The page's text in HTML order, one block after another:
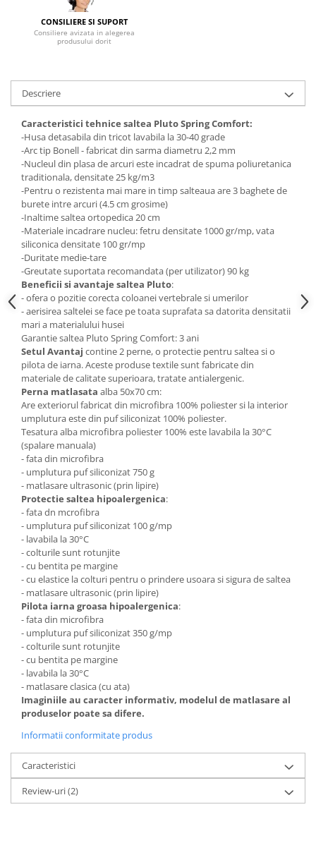
Mese gradinita
Scaune gradinita
Mobila camera copii
Saltele patuturi copii
Paturi copii
Masa si scaune gradinita
Seturi comode living si dormitor
CONSILIERE SI SUPORT
Consiliere avizata in alegerea
produsului dorit
Descriere
Caracteristici tehnice saltea Pluto Spring Comfort:
-Husa detasabila din tricot lavabila la 30-40 grade
-Arc tip Bonell - fabricat din sarma diametru 2,2 mm
-Nucleul din plasa de arcuri este incadrat de spuma poliuretanica
traditionala, densitate 25 kg/m3
-Pentru o rezistenta mai mare in timp salteaua are 3 baghete de
burete intre arcuri (4.5 cm grosime)
-Inaltime saltea ortopedica 20 cm
-Materiale incadrare nucleu: fetru densitate 1000 gr/mp, vata
siliconica densitate 100 gr/mp
-Duritate medie-tare
-Greutate suportata recomandata (per utilizator) 90 kg
Beneficii si avantaje saltea Pluto:
- ofera o pozitie corecta coloanei vertebrale si umerilor
- aerisirea saltelei se face pe toata suprafata sa datorita densitatii
mari a materialului husei
Garantie saltea Pluto Spring Comfort: 3 ani
Setul Avantaj contine 2 perne, o protectie pentru saltea si o
pilota de iarna. Aceste produse textile sunt fabricate din
materiale de calitate superioara, tratate antialergenic.
Perna matlasata alba 50x70 cm:
Are exteriorul fabricat din microfibra 100% poliester si la interior
umplutura este din puf siliconizat 100% poliester.
Tesatura alba microfibra poliester 100% este lavabila la 30°C
(spalare manuala)
- fata din microfibra
- umplutura puf siliconizat 750 g
- matlasare ultrasonic (prin lipire)
Protectie saltea hipoalergenica:
- fata dn mcrofibra
- umplutura puf siliconizat 100 g/mp
- lavabila la 30°C
- colturile sunt rotunjite
- cu bentita pe margine
- cu elastice la colturi pentru o prindere usoara si sigura de saltea
- matlasare ultrasonic (prin lipire)
Pilota iarna groasa hipoalergenica:
- fata din microfibra
- umplutura puf siliconizat 350 g/mp
- colturile sunt rotunjite
- cu bentita pe margine
- lavabila la 30°C
- matlasare clasica (cu ata)
Imaginiile au caracter informativ, modelul de matlasare al
produselor poate sa difere.
Informatii conformitate produs
Caracteristici
Review-uri(2)